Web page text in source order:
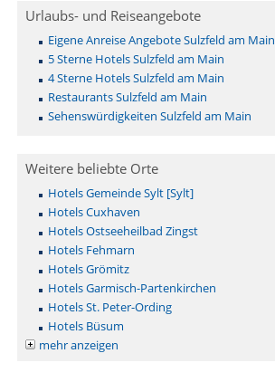
Urlaubs- und Reiseangebote
Eigene Anreise Angebote Sulzfeld am Main
5 Sterne Hotels Sulzfeld am Main
4 Sterne Hotels Sulzfeld am Main
Restaurants Sulzfeld am Main
Sehenswürdigkeiten Sulzfeld am Main
Weitere beliebte Orte
Hotels Gemeinde Sylt [Sylt]
Hotels Cuxhaven
Hotels Ostseeheilbad Zingst
Hotels Fehmarn
Hotels Grömitz
Hotels Garmisch-Partenkirchen
Hotels St. Peter-Ording
Hotels Büsum
mehr anzeigen